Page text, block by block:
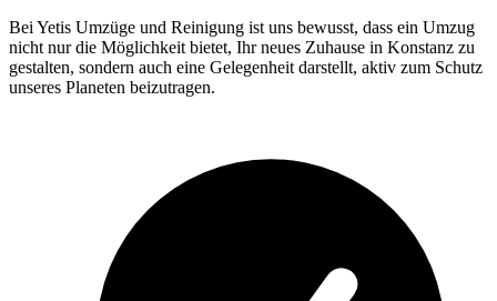
Bei Yetis Umzüge und Reinigung ist uns bewusst, dass ein Umzug
nicht nur die Möglichkeit bietet, Ihr neues Zuhause in Konstanz zu
gestalten, sondern auch eine Gelegenheit darstellt, aktiv zum Schutz
unseres Planeten beizutragen.